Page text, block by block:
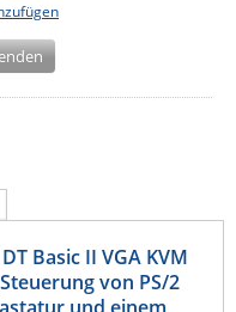
Basic II VGA KVM
von PS/2